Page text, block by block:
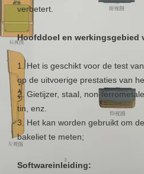
verbetert.
Hoofddoel en werkingsgebied
1. Het is geschikt voor de test
op de uitvoerige prestaties van
2. Gietijzer, staal, non-
tin, enz.
3. Het kan worden gebruikt om
bakeliet te meten;
Softwareinleiding: